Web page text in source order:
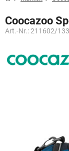
Coocazoo
Art.-Nr.:211602/